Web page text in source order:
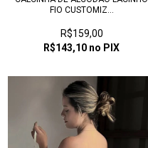
FIO CUSTOMIZ...
R$159,00
R$143,10 no PIX